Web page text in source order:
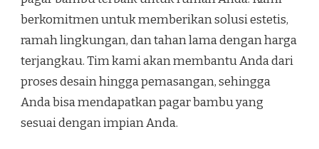
berkomitmen untuk memberikan solusi estetis,
ramah lingkungan, dan tahan lama dengan harga
terjangkau. Tim kami akan membantu Anda dari
proses desain hingga pemasangan, sehingga
Anda bisa mendapatkan pagar bambu yang
sesuai dengan impian Anda.